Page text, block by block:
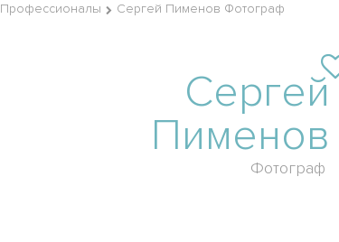
Профессионалы Сергей Пименов Фотограф
Сергей
Пименов
Фотограф